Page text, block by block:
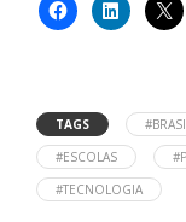
TAGS
#ESCOLAS
#TECNOLOGIA